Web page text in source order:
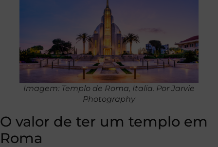
Imagem: Templo de Roma, Italia. Por Jarvie
Photography
O valor de ter um templo em
Roma